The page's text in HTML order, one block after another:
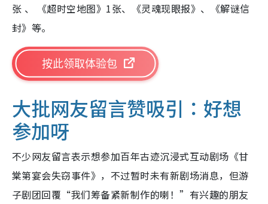
张 、 《超时空地图》1张、《灵魂现眼报》、《解谜信
封》等。
按此领取体验包
大批网友留言赞吸引：好想
参加呀
不少网友留言表示想参加百年古迹沉浸式互动剧场《甘
棠第宴会失窃事件》，不过暂时未有新剧场消息，但游
子剧团回覆“我们筹备紧新制作的喇！”有兴趣的朋友